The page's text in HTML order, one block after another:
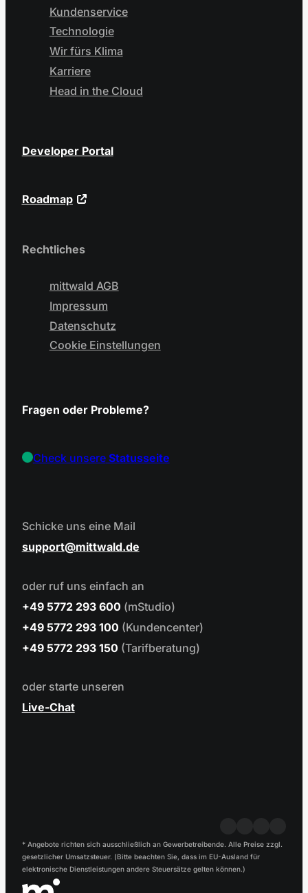
Kundenservice
Technologie
Wir fürs Klima
Karriere
Head in the Cloud
Developer Portal
Roadmap
Rechtliches
mittwald AGB
Impressum
Datenschutz
Cookie Einstellungen
Fragen oder Probleme?
Check unsereStatusseite
Schicke uns eine Mail
support
mittwald.de
oder ruf uns einfach an
+49 5772 293 600 (mStudio)
+49 5772 293 100 (Kundencenter)
+49 5772 293 150 (Tarifberatung)
oder starte unseren
Live-Chat
* Angebote richten sich ausschließlich an Gewerbetreibende. Alle Preise zzgl.
gesetzlicher Umsatzsteuer. (Bitte beachten Sie, dass im EU-Ausland für
elektronische Dienstleistungen andere Steuersätze gelten können.)